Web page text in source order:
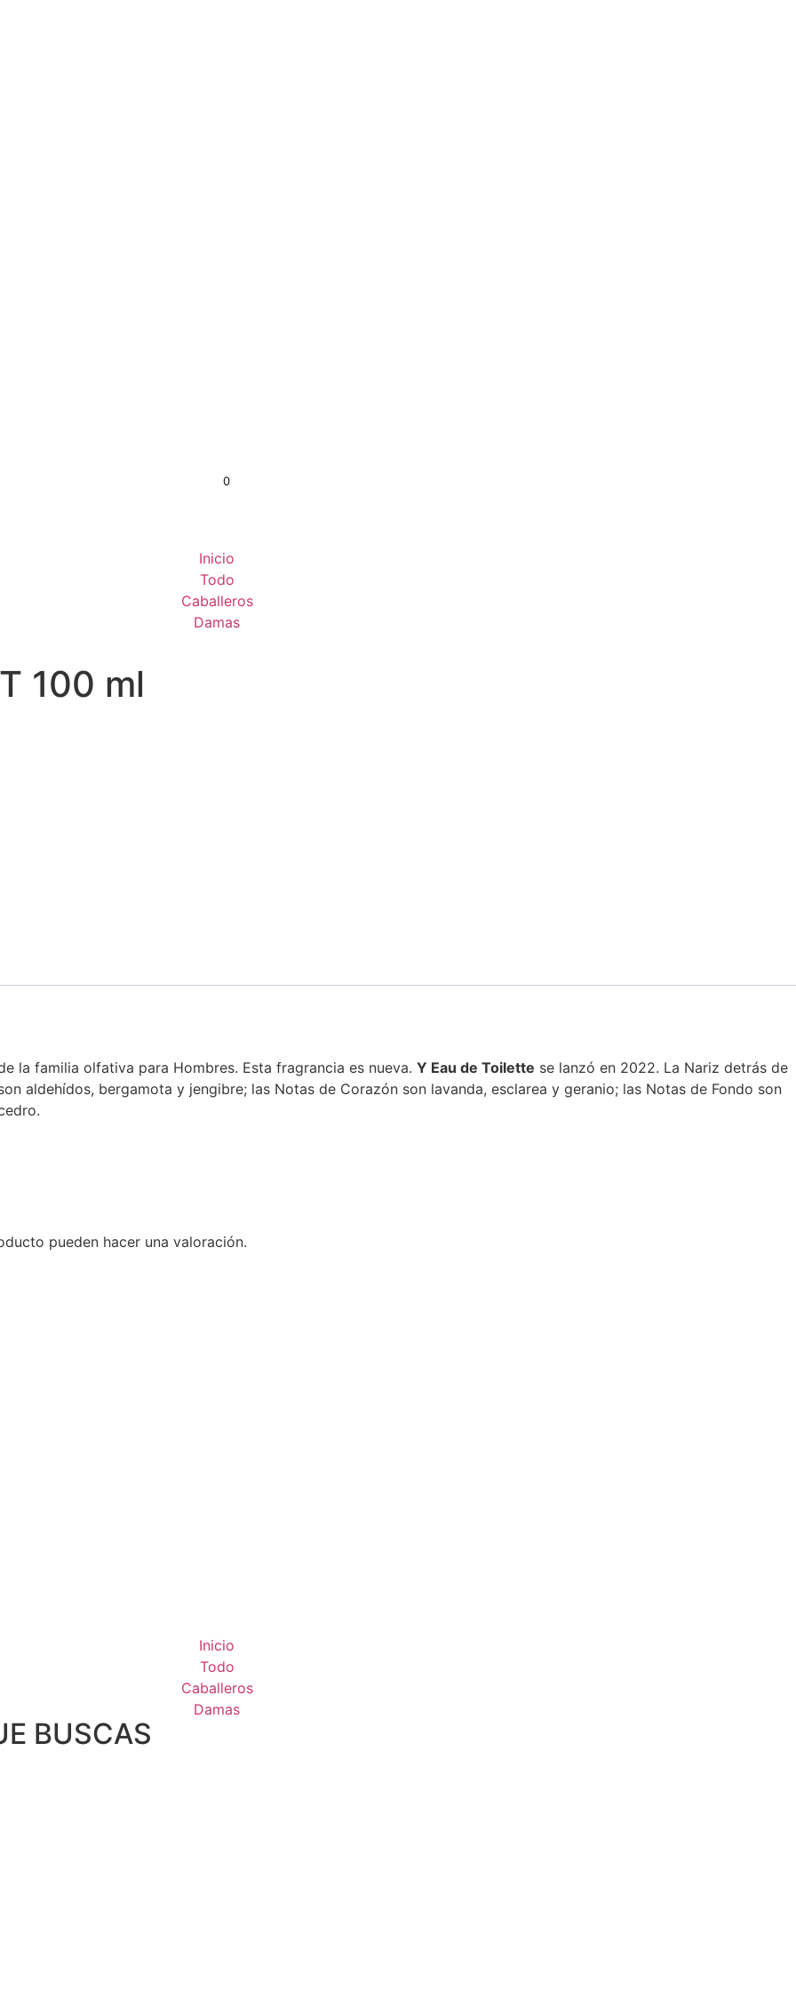
0
Inicio
Todo
Caballeros
Damas
100 ml
la familia olfativa para Hombres. Esta fragrancia es nueva. Y Eau de Toilette se lanzó en 2022. La Nariz detrás de
aldehídos, bergamota y jengibre; las Notas de Corazón son lavanda, esclarea y geranio; las Notas de Fondo son
pueden hacer una valoración.
Inicio
Todo
Caballeros
Damas
BUSCAS